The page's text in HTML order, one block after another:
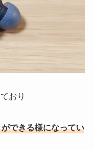
おり
できる様になってい